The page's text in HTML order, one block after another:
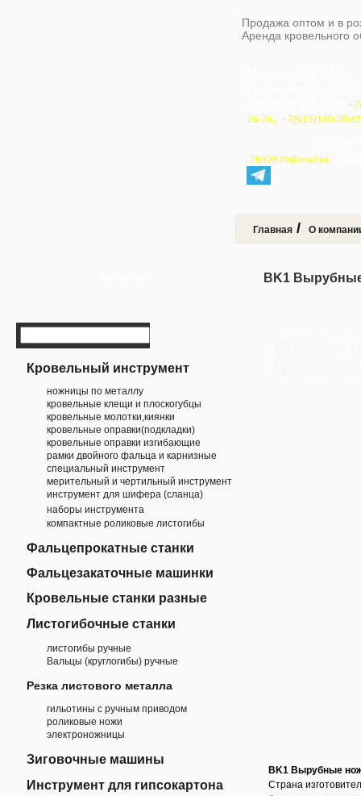
Продажа оптом и в
Аренда кровельного
26-76, +7(915)140-20-
7652676@mail.ru
Главная / О
Кровельный инструмент
ножницы по металлу
кровельные клещи и плоскогубцы
кровельные молотки,киянки
кровельные оправки(подкладки)
кровельные оправки изгибающие
рамки двойного фальца и карнизные
специальный инструмент
мерительный и чертильный инструмент
инструмент для шифера (сланца)
наборы инструмента
компактные роликовые листогибы
Фальцепрокатные станки
Фальцезакаточные машинки
Кровельные станки разные
Листогибочные станки
листогибы ручные
Вальцы (круглогибы) ручные
Резка листового металла
гильотины с ручным приводом
роликовые ножи
электроножницы
Зиговочные машины
Инструмент для гипсокартона
BK1
BK1 Вырубные
Страна